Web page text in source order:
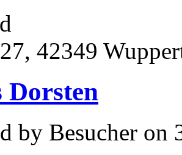
42349
by Besucher on